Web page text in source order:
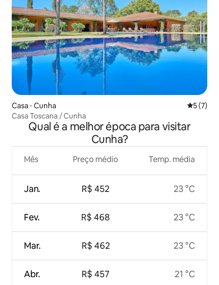
Casa ⋅ Cunha 5 de
5 (7)
Casa Toscana / Cunha
Qual é a melhor época para visitar
Cunha?
Mês
Jan.
Fev.
Mar.
Abr.
Preço médio
R$ 452
R$ 468
R$ 462
R$ 457
Temp. média
23 °C
23 °C
23 °C
21 °C